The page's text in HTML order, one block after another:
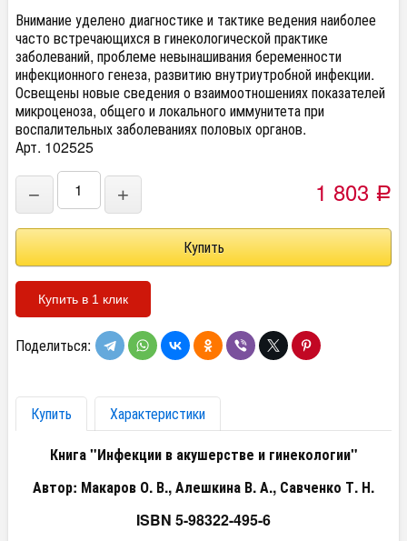
Внимание уделено диагностике и тактике ведения наиболее
часто встречающихся в гинекологической практике
заболеваний, проблеме невынашивания беременности
инфекционного генеза, развитию внутриутробной инфекции.
Освещены новые сведения о взаимоотношениях показателей
микроценоза, общего и локального иммунитета при
воспалительных заболеваниях половых органов.
Арт. 102525
− + 1 803 Р
Купить в 1 клик
Поделиться:
Купить
Характеристики
Книга "Инфекции в акушерстве и гинекологии"
Автор: Макаров О. В., Алешкина В. А., Савченко Т. Н.
ISBN 5-98322-495-6